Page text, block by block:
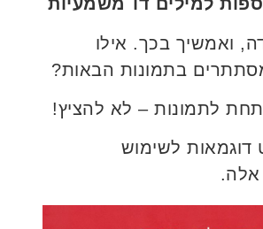
ואמשיך בכך. אילו
בתמונות הבאות?
לתמונות – לא להציץ!
דוגמאות לשימוש
אלה.